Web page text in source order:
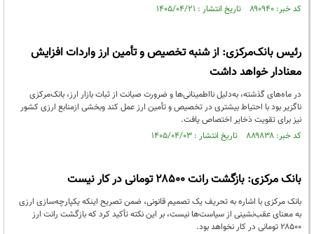
کد خبر: ۸۹۰۹۴۰ تاریخ انتشار : ۱۴۰۵/۰۴/۲۱
رئیس‌ بانک‌مرکزی: از شنبه تخصیص و تأمین ارز واردات افزایش
معنادار خواهد داشت
در ماه‌های گذشته، به‌دلیل نااطمینانی‌ها و ضرورت صیانت از ثبات بازار ارز، بانک‌مرکزی
ناگزیر بود با احتیاط بیشتری در تخصیص و تأمین ارز عمل کند وبخشی ازمنابع ارزی کشور
نیز برای تقویت ذخایر اختصاص یافت.
کد خبر: ۸۸۹۸۳۸ تاریخ انتشار : ۱۴۰۵/۰۴/۰۳
بانک مرکزی: بازگشت رانت ۲۸۵۰۰ تومانی در کار نیست
بانک مرکزی با اشاره به تحریف یک تصمیم قانونی، ضمن تصریح اینکه یکپارچه‌سازی ارزی
به معنای عقب‌نشینی از سیاست‌ها نیست، بر این نکته تأکید کرد که بازگشت رانت ارز
۲۸۵۰۰ تومانی در کار نخواهد بود.